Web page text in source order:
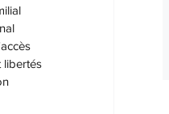
libertés